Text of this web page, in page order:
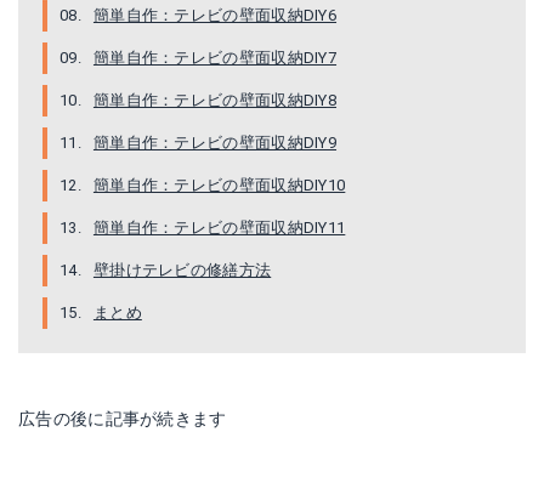
簡単自作：テレビの壁面収納DIY6
簡単自作：テレビの壁面収納DIY7
簡単自作：テレビの壁面収納DIY8
簡単自作：テレビの壁面収納DIY9
簡単自作：テレビの壁面収納DIY10
簡単自作：テレビの壁面収納DIY11
壁掛けテレビの修繕方法
まとめ
広告の後に記事が続きます